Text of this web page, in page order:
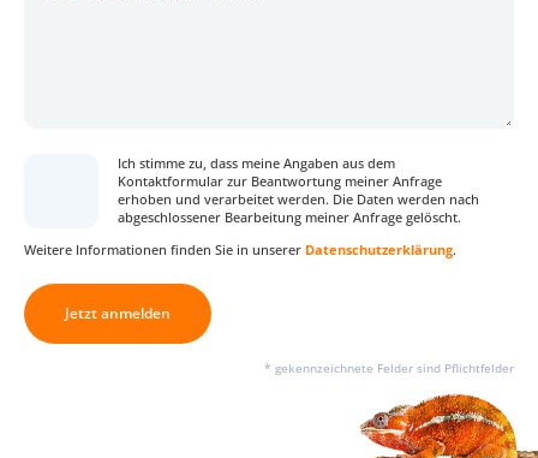
Ich stimme zu, dass meine Angaben aus dem
Kontaktformular zur Beantwortung meiner Anfrage
erhoben und verarbeitet werden. Die Daten werden nach
abgeschlossener Bearbeitung meiner Anfrage gelöscht.
Weitere Informationen finden Sie in unserer Datenschutzerklärung.
Jetzt anmelden
* gekennzeichnete Felder sind Pflichtfelder